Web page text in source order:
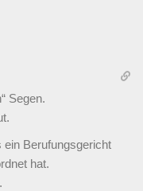
Segen.
Berufungsgericht
hat.